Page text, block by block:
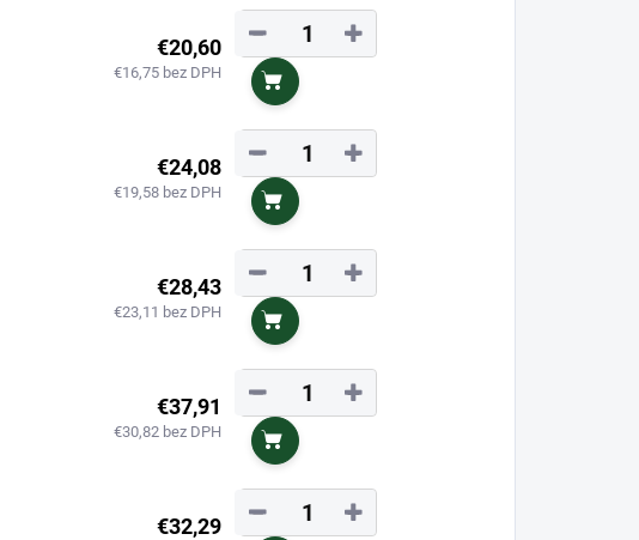
€20,60
€16,75 bez DPH
+
−
Do košíka
€24,08
€19,58 bez DPH
+
−
Do košíka
€28,43
€23,11 bez DPH
+
−
Do košíka
€37,91
€30,82 bez DPH
+
−
Do košíka
€32,29 +
−